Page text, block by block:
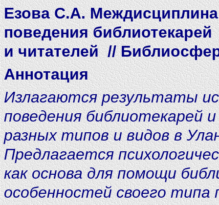
Езова С.А.
поведения библиотекарей
и читателей //
Аннотация
Излагаются результаты
поведения библиотекарей
разных типов и видов в
Предлагается
как основа для помощи
особенностей своего типа